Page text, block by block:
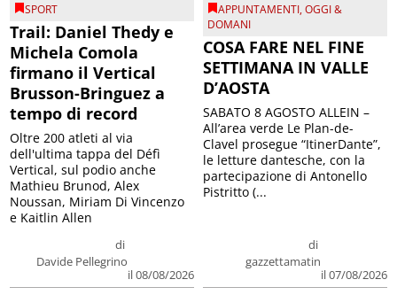
SPORT
Trail: Daniel Thedy e
Michela Comola
firmano il Vertical
Brusson-Bringuez a
tempo di record
di
Davide Pellegrino
il 08/08/2026
Oltre 200 atleti al via
dell'ultima tappa del Défì
Vertical, sul podio anche
Mathieu Brunod, Alex
Noussan, Miriam Di Vincenzo
e Kaitlin Allen
APPUNTAMENTI,OGGI &
DOMANI
COSA FARE NEL FINE
SETTIMANA IN VALLE
D’AOSTA
di
gazzettamatin
il 07/08/2026
SABATO 8 AGOSTO ALLEIN –
All’area verde Le Plan-de-
Clavel prosegue “ItinerDante”,
le letture dantesche, con la
partecipazione di Antonello
Pistritto (...